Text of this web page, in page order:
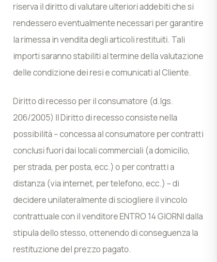
riserva il diritto di valutare ulteriori addebiti che si
rendessero eventualmente necessari per garantire
la rimessa in vendita degli articoli restituiti. Tali
importi saranno stabiliti al termine della valutazione
delle condizione dei resi e comunicati al Cliente.
Diritto di recesso per il consumatore (d.lgs.
206/2005) Il Diritto di recesso consiste nella
possibilità – concessa al consumatore per contratti
conclusi fuori dai locali commerciali (a domicilio,
per strada, per posta, ecc.) o per contratti a
distanza (via internet, per telefono, ecc.) – di
decidere unilateralmente di sciogliere il vincolo
contrattuale con il venditore ENTRO 14 GIORNI dalla
stipula dello stesso, ottenendo di conseguenza la
restituzione del prezzo pagato.